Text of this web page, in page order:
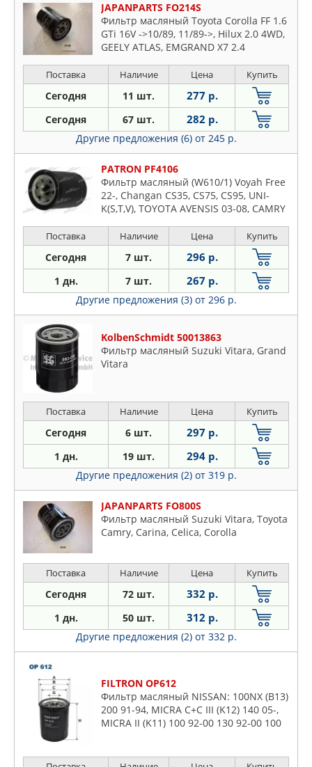
JAPANPARTS FO214S
Фильтр масляный Toyota Corolla FF 1.6
GTi 16V ->10/89, 11/89->, Hilux 2.0 4WD,
GEELY ATLAS, EMGRAND X7 2.4
Поставка Наличие Цена Купить
Сегодня 11 шт. 277 р.
Сегодня 67 шт. 282 р.
Другие предложения (6) от 245 р.
PATRON PF4106
Фильтр масляный (W610/1) Voyah Free
22-, Changan CS35, CS75, CS95, UNI-
K(S,T,V), TOYOTA AVENSIS 03-08, CAMRY
MR2 84-90
Поставка Наличие Цена Купить
Сегодня 7 шт. 296 р.
1 дн. 7 шт. 267 р.
Другие предложения (3) от 296 р.
KolbenSchmidt 50013863
Фильтр масляный Suzuki Vitara, Grand
Vitara
Поставка Наличие Цена Купить
Сегодня 6 шт. 297 р.
1 дн. 19 шт. 294 р.
Другие предложения (2) от 319 р.
JAPANPARTS FO800S
Фильтр масляный Suzuki Vitara, Toyota
Camry, Carina, Celica, Corolla
Поставка Наличие Цена Купить
Сегодня 72 шт. 332 р.
1 дн. 50 шт. 312 р.
Другие предложения (2) от 332 р.
FILTRON OP612
Фильтр масляный NISSAN: 100NX (B13)
200 91-94, MICRA C+C III (K12) 140 05-,
MICRA II (K11) 100 92-00 130 92-00 100